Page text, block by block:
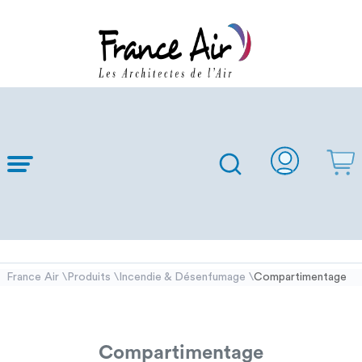
Content
France Air \ Produits \ Incendie & Désenfumage \Compartimentage
Compartimentage